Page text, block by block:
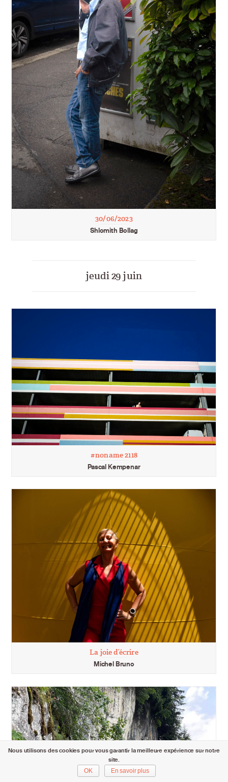
30/06/2023
Shlomith Bollag
jeudi 29 juin
#noname 2118
Pascal Kempenar
La joie d’écrire
Michel Bruno
Nous utilisons des cookies pour vous garantir la meilleure expérience sur notre
site.
OK
En savoir plus